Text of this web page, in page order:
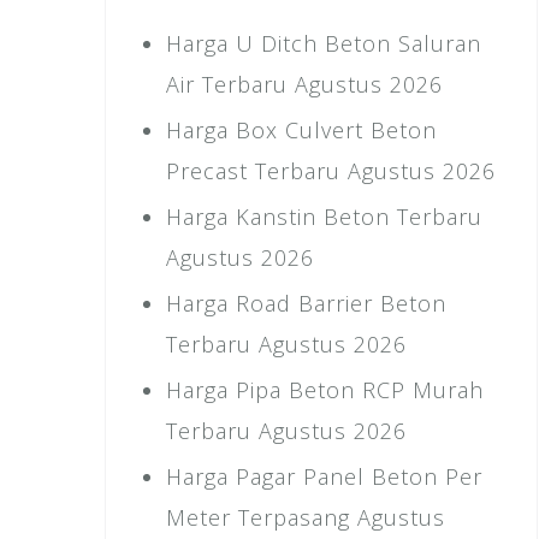
Harga U Ditch Beton Saluran
Air Terbaru Agustus 2026
Harga Box Culvert Beton
Precast Terbaru Agustus 2026
Harga Kanstin Beton Terbaru
Agustus 2026
Harga Road Barrier Beton
Terbaru Agustus 2026
Harga Pipa Beton RCP Murah
Terbaru Agustus 2026
Harga Pagar Panel Beton Per
Meter Terpasang Agustus